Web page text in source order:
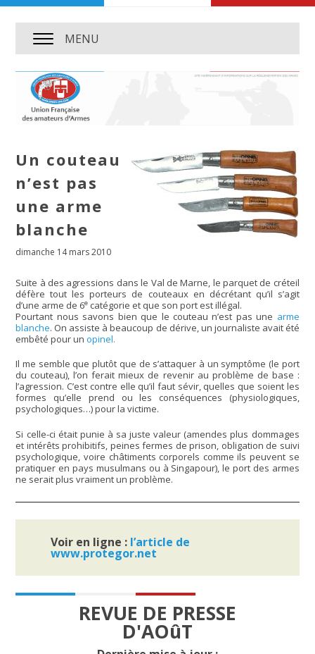
MENU
Un couteau
n’est pas
une arme
blanche
dimanche 14 mars 2010
Suite à des agressions dans le Val de Marne, le parquet de créteil
défère tout les porteurs de couteaux en décrétant qu’il s’agit
d’une arme de 6e catégorie et que son port est illégal.
Pourtant nous savons bien que le couteau n’est pas une arme
blanche. On assiste à beaucoup de dérive, un journaliste avait été
embêté pour unopinel.
Il me semble que plutôt que de s’attaquer à un symptôme (le port
du couteau), l’on ferait mieux de revenir au problème de base :
l’agression. C’est contre elle qu’il faut sévir, quelles que soient les
formes qu’elle prend ou les conséquences (physiologiques,
psychologiques…) pour la victime.
Si celle-ci était punie à sa juste valeur (amendes plus dommages
et intérêts prohibitifs, peines fermes de prison, obligation de suivi
psychologique, voire châtiments corporels comme ils peuvent se
pratiquer en pays musulmans ou à Singapour), le port des armes
ne serait plus vraiment un problème.
Voir en ligne : l’article de
www.protegor.net
REVUE DE PRESSE
D'AOûT